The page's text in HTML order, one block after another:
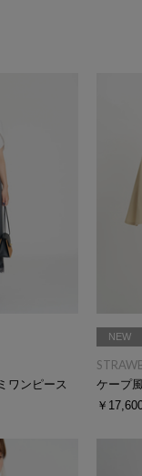
ワンピース
NEW
ケープ
￥